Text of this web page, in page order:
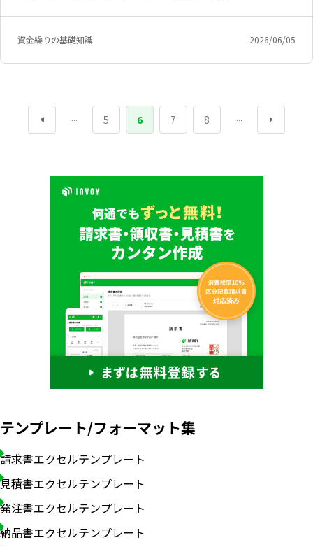
資金繰りの基礎知識 2026/06/05
... 5 6 7 8 ...
テンプレート/フォーマット集
請求書エクセルテンプレート
見積書エクセルテンプレート
発注書エクセルテンプレート
納品書エクセルテンプレート